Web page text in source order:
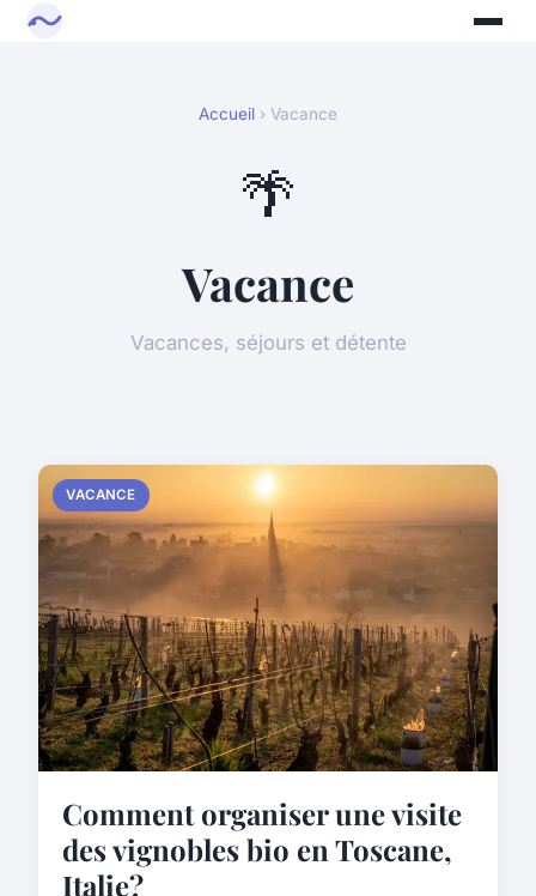
Accueil › Vacance
🌴
Vacance
Vacances, séjours et détente
VACANCE
Comment organiser une visite
des vignobles bio en Toscane,
Italie?